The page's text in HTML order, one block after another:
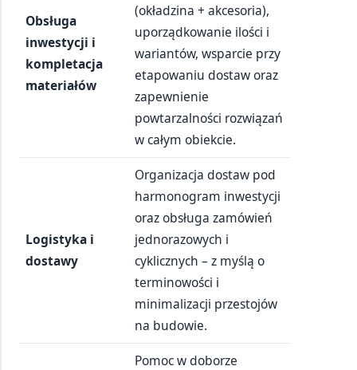
Obsługa
inwestycji i
kompletacja
materiałów
(okładzina + akcesoria),
uporządkowanie ilości i
wariantów, wsparcie przy
etapowaniu dostaw oraz
zapewnienie
powtarzalności rozwiązań
w całym obiekcie.
Logistyka i
dostawy
Organizacja dostaw pod
harmonogram inwestycji
oraz obsługa zamówień
jednorazowych i
cyklicznych – z myślą o
terminowości i
minimalizacji przestojów
na budowie.
Pomoc w doborze